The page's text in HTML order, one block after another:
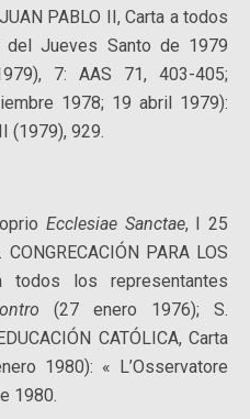
PABLO II, Carta a todos
Jueves Santo de 1979
7: AAS 71, 403-405;
1978; 19 abril 1979):
(1979), 929.
Ecclesiae Sanctae, I 25
PARA LOS
todos los representantes
(27 enero 1976); S.
CATÓLICA, Carta
1980): « L’Osservatore
1980.